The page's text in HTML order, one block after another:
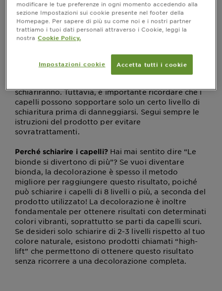
La chimica della decolorazione:La decolorazione
agisce rompendo la melanina presente nei capelli,
responsabile del loro colore naturale. Questo
processo si chiama ossidazione. Quando il prodotto
decolorante viene applicato, penetra nella fibra
capillare e reagisce con la melanina, rendendola
schiariranno. Tuttavia, è importante ricordare che i
capelli possono sopportare solo un certo livello di
schiaritura prima di danneggiarsi. Segui sempre le
istruzioni del prodotto per evitare
sovratrattamenti.
Perché schiarire i capelli?Hai mai sentito dire “Le
bionde si divertono di più”? Se vuoi diventare
bionda, la decolorazione è spesso il metodo
migliore per raggiungere questo risultato, poiché
può schiarire i capelli di 8 livelli o più, a seconda del
prodotto utilizzato! La decolorazione è inoltre
fondamentale per ottenere risultati con determinati
colori vibranti, soprattutto se parti da capelli scuri.
Se desideri solo schiarire di 2-3 livelli rispetto al tuo
colore naturale, esistono prodotti chiamati “high-
lift” che permettono di ottenere questo risultato
senza ricorrere a una decolorazione completa.
modificare le tue preferenze in ogni momento accedendo alla
sezione Impostazioni sui cookie presente nel footer della
Homepage. Per sapere di più su come noi e i nostri partner
trattiamo i tuoi dati personali attraverso i Cookie, leggi la
nostra Cookie Policy.
Impostazioni cookie Accetta tutti i cookie